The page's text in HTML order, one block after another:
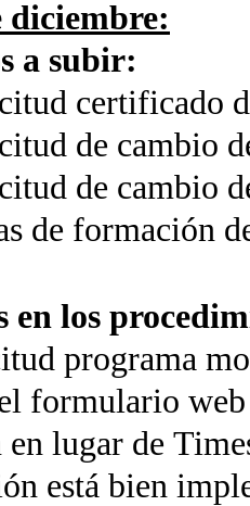
diciembre:
a subir:
certificado
de cambio
de cambio
de formación
en los
programa
formulario
en lugar de
está bien